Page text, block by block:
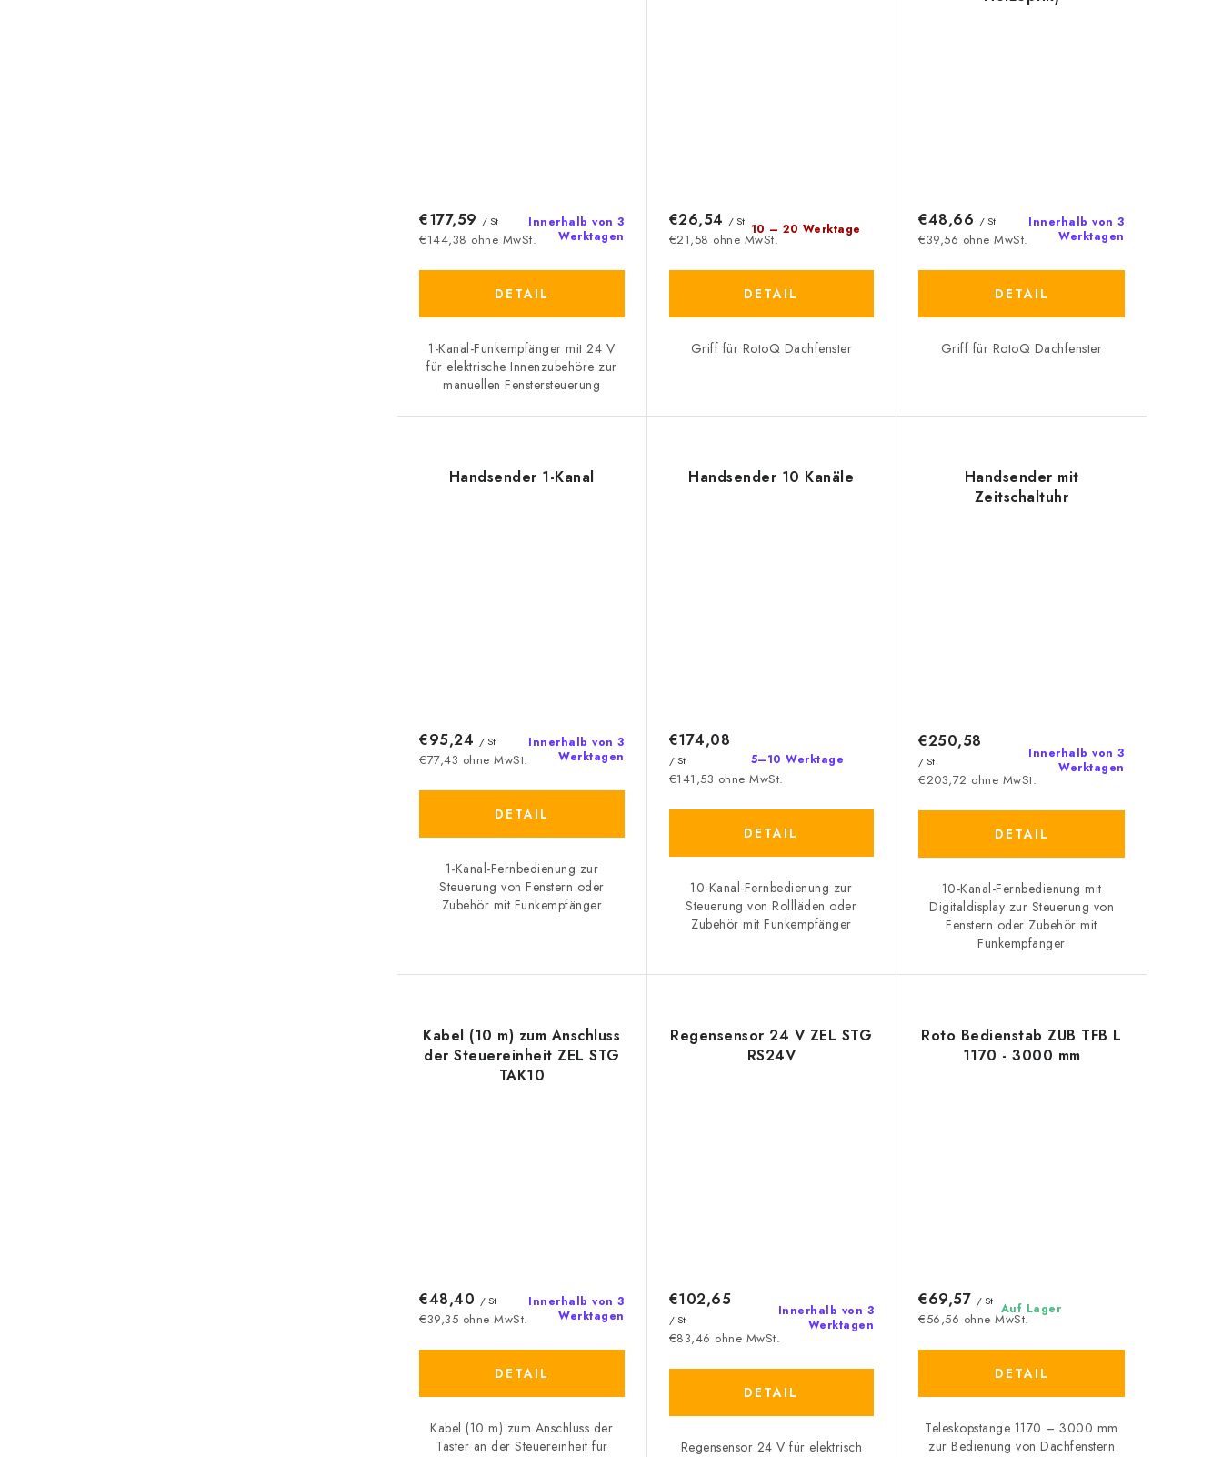
Innerhalb von 3
Werktagen
€144,38 ohne MwSt.
€177,59 / St
DETAIL
1-Kanal-Funkempfänger mit 24 V
für elektrische Innenzubehöre zur
manuellen Fenstersteuerung
10 – 20 Werktage
€21,58 ohne MwSt.
€26,54 / St
DETAIL
Griff für RotoQ Dachfenster
Innerhalb von 3
Werktagen
€39,56 ohne MwSt.
€48,66 / St
DETAIL
Griff für RotoQ Dachfenster
Handsender 1-Kanal
Innerhalb von 3
Werktagen
€77,43 ohne MwSt.
€95,24 / St
DETAIL
1-Kanal-Fernbedienung zur
Steuerung von Fenstern oder
Zubehör mit Funkempfänger
Handsender 10 Kanäle
5–10 Werktage
€141,53 ohne MwSt.
€174,08
/ St
DETAIL
10-Kanal-Fernbedienung zur
Steuerung von Rollläden oder
Zubehör mit Funkempfänger
Handsender mit
Zeitschaltuhr
Innerhalb von 3
Werktagen
€203,72 ohne MwSt.
€250,58
/ St
DETAIL
10-Kanal-Fernbedienung mit
Digitaldisplay zur Steuerung von
Fenstern oder Zubehör mit
Funkempfänger
Kabel (10 m) zum Anschluss
der Steuereinheit ZEL STG
TAK10
Innerhalb von 3
Werktagen
€39,35 ohne MwSt.
€48,40 / St
DETAIL
Kabel (10 m) zum Anschluss der
Taster an der Steuereinheit für
Regensensor 24 V ZEL STG
RS24V
Innerhalb von 3
Werktagen
€83,46 ohne MwSt.
€102,65
/ St
DETAIL
Regensensor 24 V für elektrisch
Roto Bedienstab ZUB TFB L
1170 - 3000 mm
Auf Lager
€56,56 ohne MwSt.
€69,57 / St
DETAIL
Teleskopstange 1170 – 3000 mm
zur Bedienung von Dachfenstern